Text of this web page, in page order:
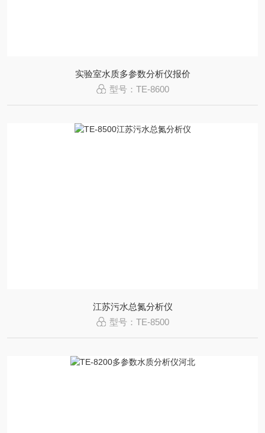
实验室水质多参数分析仪报价
型号：TE-8600
江苏污水总氮分析仪
型号：TE-8500